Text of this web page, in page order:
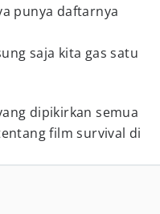
punya daftarnya
saja kita gas satu
dipikirkan semua
film survival di